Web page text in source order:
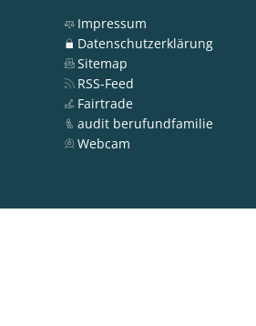
Impressum
Datenschutzerklärung
Sitemap
RSS-Feed
Fairtrade
audit berufundfamilie
Webcam